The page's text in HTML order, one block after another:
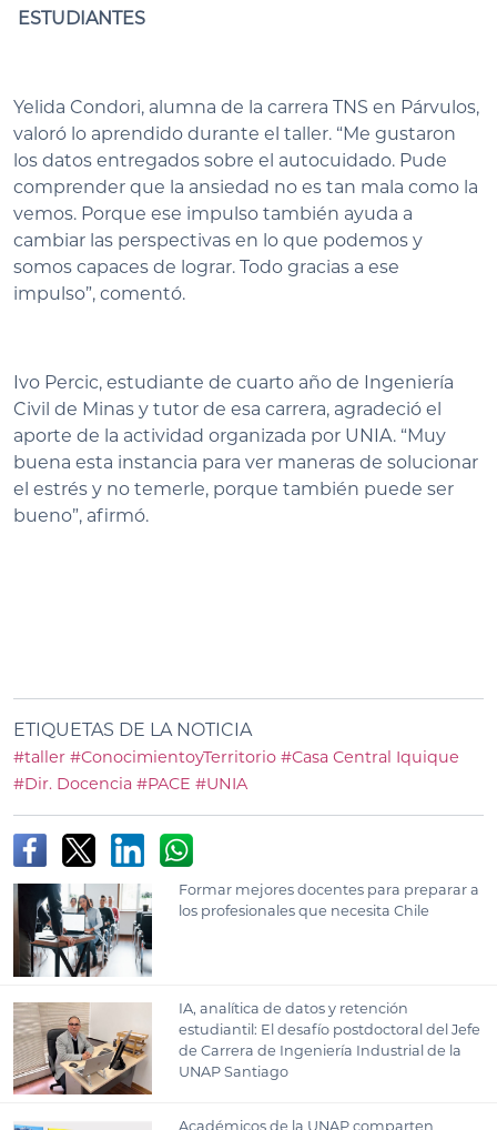
ESTUDIANTES
Yelida Condori, alumna de la carrera TNS en Párvulos,
valoró lo aprendido durante el taller. “Me gustaron
los datos entregados sobre el autocuidado. Pude
comprender que la ansiedad no es tan mala como la
vemos. Porque ese impulso también ayuda a
cambiar las perspectivas en lo que podemos y
somos capaces de lograr. Todo gracias a ese
impulso”, comentó.
Ivo Percic, estudiante de cuarto año de Ingeniería
Civil de Minas y tutor de esa carrera, agradeció el
aporte de la actividad organizada por UNIA. “Muy
buena esta instancia para ver maneras de solucionar
el estrés y no temerle, porque también puede ser
bueno”, afirmó.
ETIQUETAS DE LA NOTICIA
#taller #ConocimientoyTerritorio #Casa Central Iquique
#Dir. Docencia #PACE #UNIA
Formar mejores docentes para preparar a
los profesionales que necesita Chile
IA, analítica de datos y retención
estudiantil: El desafío postdoctoral del Jefe
de Carrera de Ingeniería Industrial de la
UNAP Santiago
Académicos de la UNAP comparten